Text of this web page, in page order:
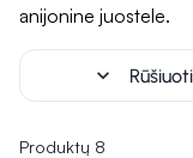
anijonine juostele.
expand_more Rūšiuoti
Produktų 8